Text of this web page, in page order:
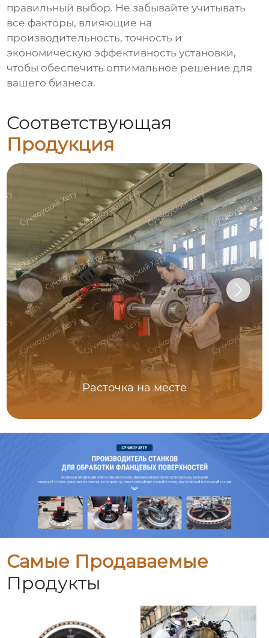
правильный выбор. Не забывайте учитывать
все факторы, влияющие на
производительность, точность и
экономическую эффективность установки,
чтобы обеспечить оптимальное решение для
вашего бизнеса.
Соответствующая
Продукция
Расточка на месте
Самые Продаваемые
Продукты